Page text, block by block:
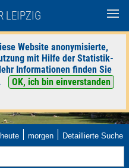
LEIPZIG
Website anonymisierte,
mit Hilfe der Statistik-
Informationen finden Sie
OK, ich bin einverstanden
heute | morgen | Detaillierte Suche